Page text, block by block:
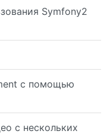
Symfony2
с помощью
с нескольких